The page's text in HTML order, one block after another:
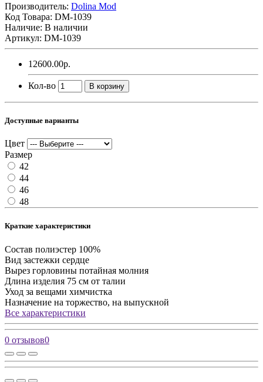
Производитель: Dolina Mod
Код Товара: DM-1039
Наличие: В наличии
Артикул: DM-1039
12600.00р.
Кол-во В корзину
Доступные варианты
Цвет
Размер
42
44
46
48
Краткие характеристики
Состав полиэстер 100%
Вид застежки сердце
Вырез горловины потайная молния
Длина изделия 75 см от талии
Уход за вещами химчистка
Назначение на торжество, на выпускной
Все характеристики
0 отзывов0